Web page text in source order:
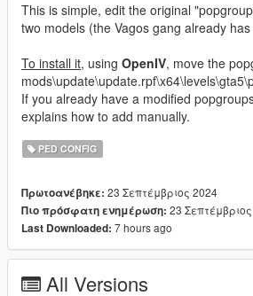
This is simple, edit the original
two models (the Vagos gang already
To install it, using OpenIV, move the
If you already have a modified
explains how to add manually.
PED CONFIG
Πρωτοανέβηκε: 23 Σεπτέμβριος 2024
Πιο πρόσφατη ενημέρωση: 23
Last Downloaded: 7 hours ago
All Versions